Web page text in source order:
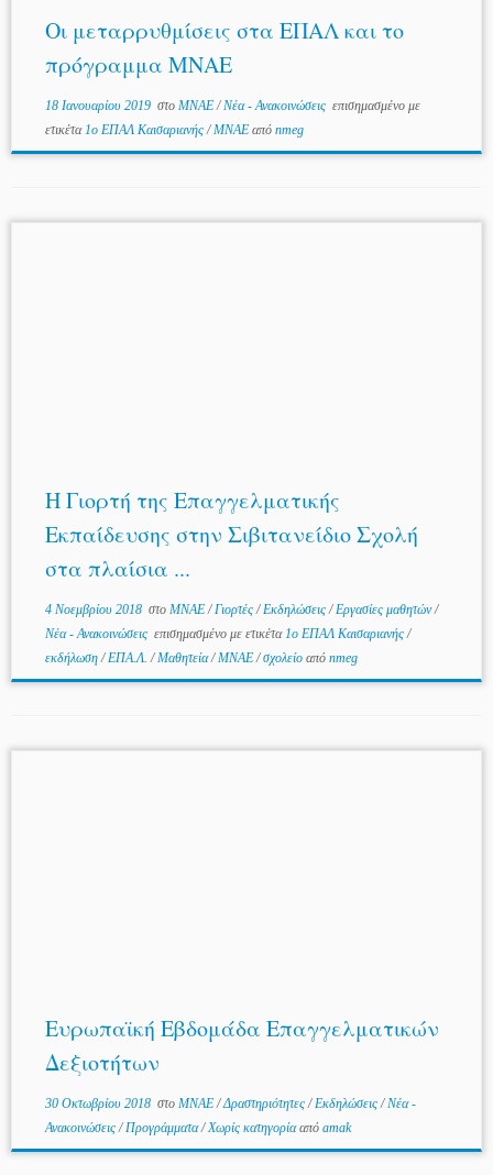
Οι μεταρρυθμίσεις στα ΕΠΑΛ και το
πρόγραμμα ΜΝΑΕ
18 Ιανουαρίου 2019στο MNAE/Νέα - Ανακοινώσεις επισημασμένο με
ετικέτα1ο ΕΠΑΛ Καισαριανής/ΜΝΑΕ από nmeg
Η Γιορτή της Επαγγελματικής
Εκπαίδευσης στην Σιβιτανείδιο Σχολή
στα πλαίσια ...
4 Νοεμβρίου 2018στο MNAE/Γιορτές/Εκδηλώσεις/Εργασίες μαθητών/
Νέα - Ανακοινώσεις επισημασμένο με ετικέτα1ο ΕΠΑΛ Καισαριανής/
εκδήλωση/ΕΠΑ.Λ./Μαθητεία/ΜΝΑΕ/σχολείο από nmeg
Ευρωπαϊκή Εβδομάδα Επαγγελματικών
Δεξιοτήτων
30 Οκτωβρίου 2018στο MNAE/Δραστηριότητες/Εκδηλώσεις/Νέα -
Ανακοινώσεις/Προγράμματα/Χωρίς κατηγορίααπό amak